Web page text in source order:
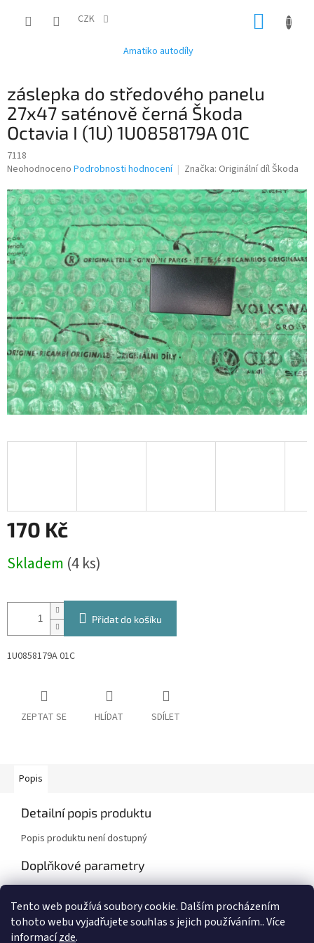
Tento web používá soubory cookie. Dalším procházením
tohoto webu vyjadřujete souhlas s jejich používáním.. Více
informacízde.
CZK
Amatiko autodíly
záslepka do středového panelu
27x47 saténově černá Škoda
Octavia I (1U) 1U0858179A 01C
7118
Průměrné
produktu
je
0,0
z
5
hvězdiček.
Neohodnoceno Podrobnosti hodnocení Značka: Originální díl Škoda
170 Kč
cena:
Skladem (4 ks)
Přidat do košíku
1U0858179A 01C
ZEPTAT SE HLÍDAT SDÍLET
Popis
Detailní popis produktu
Popis produktu není dostupný
Doplňkové parametry
Záruka: 2 roky